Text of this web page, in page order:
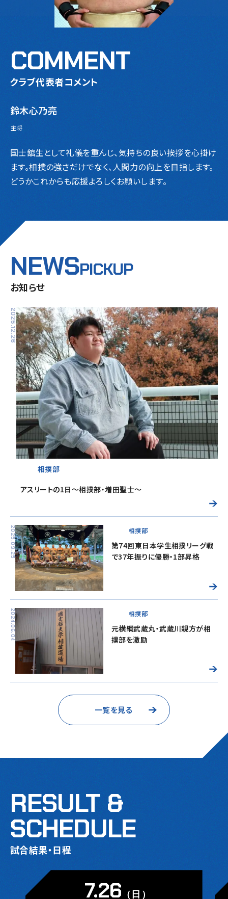
COMMENT
クラブ代表者コメント
鈴木心乃亮
主将
国士舘生として礼儀を重んじ、気持ちの良い挨拶を心掛け
ます。相撲の強さだけでなく、人間力の向上を目指します。
どうかこれからも応援よろしくお願いします。
NEWSPICKUP
お知らせ
2025.12.26
相撲部
アスリートの1日～相撲部・増田聖士～
2025.09.25 相撲部
第74回東日本学生相撲リーグ戦
で37年振りに優勝・1部昇格
2024.06.04 相撲部
元横綱武蔵丸・武蔵川親方が相
撲部を激励
一覧を見る
RESULT &
SCHEDULE
試合結果・日程
7.26 （日）